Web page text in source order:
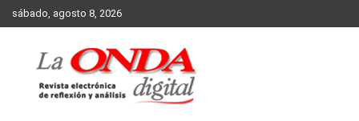
Skip
to
sábado, agosto 8, 2026